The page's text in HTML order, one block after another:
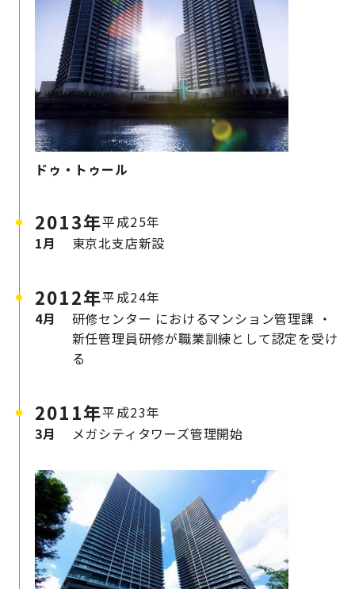
ドゥ・トゥール
2013年平成25年
1月
東京北支店新設
2012年平成24年
4月
研修センター におけるマンション管理課 ・
新任管理員研修が職業訓練として認定を受け
る
2011年平成23年
3月
メガシティタワーズ管理開始